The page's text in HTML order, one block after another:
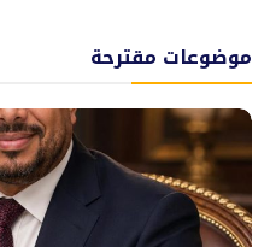
موضوعات مقترحة